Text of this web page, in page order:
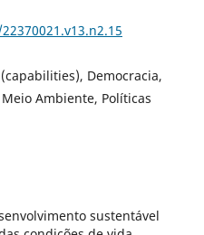
Democracia,
Ambiente, Políticas
sustentável